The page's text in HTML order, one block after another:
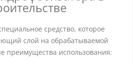
средство, которое
слой на обрабатываемой
преимущества использования: